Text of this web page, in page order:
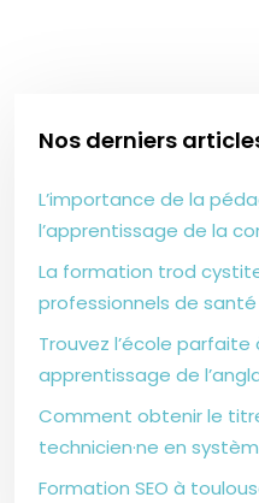
Nos derniers
L’importance de la
l’apprentissage de la
La formation trod
professionnels de santé
Trouvez l’école parfaite
apprentissage de
Comment obtenir le
technicien·ne en
Formation SEO à